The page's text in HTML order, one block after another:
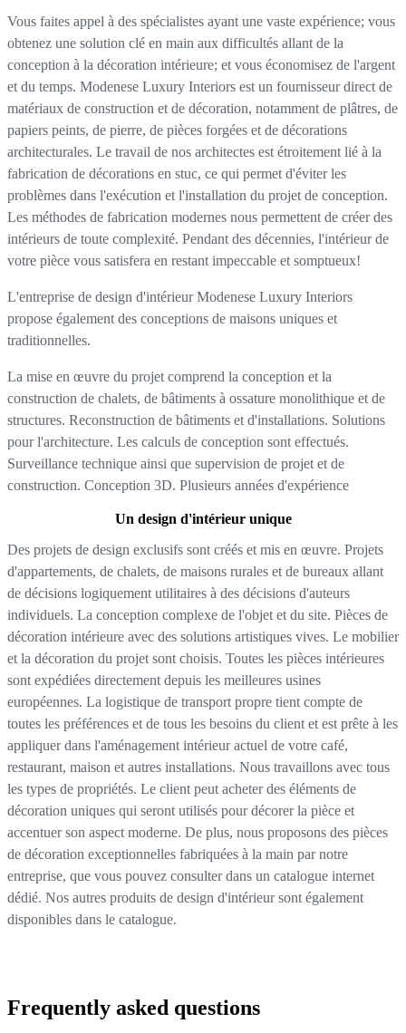
Vous faites appel à des spécialistes ayant une vaste expérience; vous
obtenez une solution clé en main aux difficultés allant de la
conception à la décoration intérieure; et vous économisez de l'argent
et du temps. Modenese Luxury Interiors est un fournisseur direct de
matériaux de construction et de décoration, notamment de plâtres, de
papiers peints, de pierre, de pièces forgées et de décorations
architecturales. Le travail de nos architectes est étroitement lié à la
fabrication de décorations en stuc, ce qui permet d'éviter les
problèmes dans l'exécution et l'installation du projet de conception.
Les méthodes de fabrication modernes nous permettent de créer des
intérieurs de toute complexité. Pendant des décennies, l'intérieur de
votre pièce vous satisfera en restant impeccable et somptueux!
L'entreprise de design d'intérieur Modenese Luxury Interiors
propose également des conceptions de maisons uniques et
traditionnelles.
La mise en œuvre du projet comprend la conception et la
construction de chalets, de bâtiments à ossature monolithique et de
structures. Reconstruction de bâtiments et d'installations. Solutions
pour l'architecture. Les calculs de conception sont effectués.
Surveillance technique ainsi que supervision de projet et de
construction. Conception 3D. Plusieurs années d'expérience
Un design d'intérieur unique
Des projets de design exclusifs sont créés et mis en œuvre. Projets
d'appartements, de chalets, de maisons rurales et de bureaux allant
de décisions logiquement utilitaires à des décisions d'auteurs
individuels. La conception complexe de l'objet et du site. Pièces de
décoration intérieure avec des solutions artistiques vives. Le mobilier
et la décoration du projet sont choisis. Toutes les pièces intérieures
sont expédiées directement depuis les meilleures usines
européennes. La logistique de transport propre tient compte de
toutes les préférences et de tous les besoins du client et est prête à les
appliquer dans l'aménagement intérieur actuel de votre café,
restaurant, maison et autres installations. Nous travaillons avec tous
les types de propriétés. Le client peut acheter des éléments de
décoration uniques qui seront utilisés pour décorer la pièce et
accentuer son aspect moderne. De plus, nous proposons des pièces
de décoration exceptionnelles fabriquées à la main par notre
entreprise, que vous pouvez consulter dans un catalogue internet
dédié. Nos autres produits de design d'intérieur sont également
disponibles dans le catalogue.
Frequently asked questions